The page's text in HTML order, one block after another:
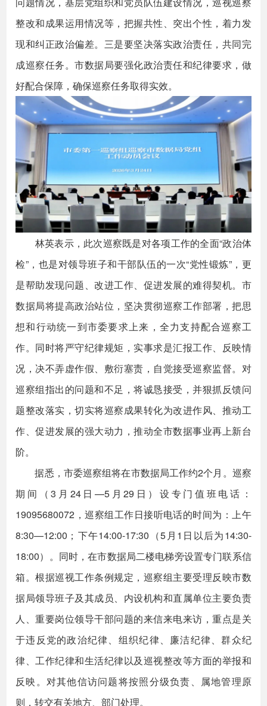
整改和成果运用情况等，把握共性、突出个性，着力发
现和纠正政治偏差。三是要坚决落实政治责任，共同完
成巡察任务。市数据局要强化政治责任和纪律要求，做
好配合保障，确保巡察任务取得实效。
林英表示，此次巡察既是对各项工作的全面“政治体
检”，也是对领导班子和干部队伍的一次“党性锻炼”，更
是帮助发现问题、改进工作、促进发展的难得契机。市
数据局将提高政治站位，坚决贯彻巡察工作部署，把思
想和行动统一到市委要求上来，全力支持配合巡察工
作。同时将严守纪律规矩，实事求是汇报工作、反映情
况，决不弄虚作假、敷衍塞责，自觉接受巡察监督。对
巡察组指出的问题和不足，将诚恳接受，并狠抓反馈问
题整改落实，切实将巡察成果转化为改进作风、推动工
作、促进发展的强大动力，推动全市数据事业再上新台
阶。
据悉，市委巡察组将在市数据局工作约2个月。巡察
期间（3月24日—5月29日）设专门值班电话：
19095680072，巡察组工作日接听电话的时间为：上午
8:30—12:00；下午14:00-17:30（5月1日以后为14:30-
18:00）。同时，在市数据局二楼电梯旁设置专门联系信
箱。根据巡视工作条例规定，巡察组主要受理反映市数
据局领导班子及其成员、内设机构和直属单位主要负责
人、重要岗位领导干部问题的来信来电来访，重点是关
于违反党的政治纪律、组织纪律、廉洁纪律、群众纪
律、工作纪律和生活纪律以及巡视整改等方面的举报和
反映。对其他信访问题将按照分级负责、属地管理原
则，转交有关地方、部门处理。